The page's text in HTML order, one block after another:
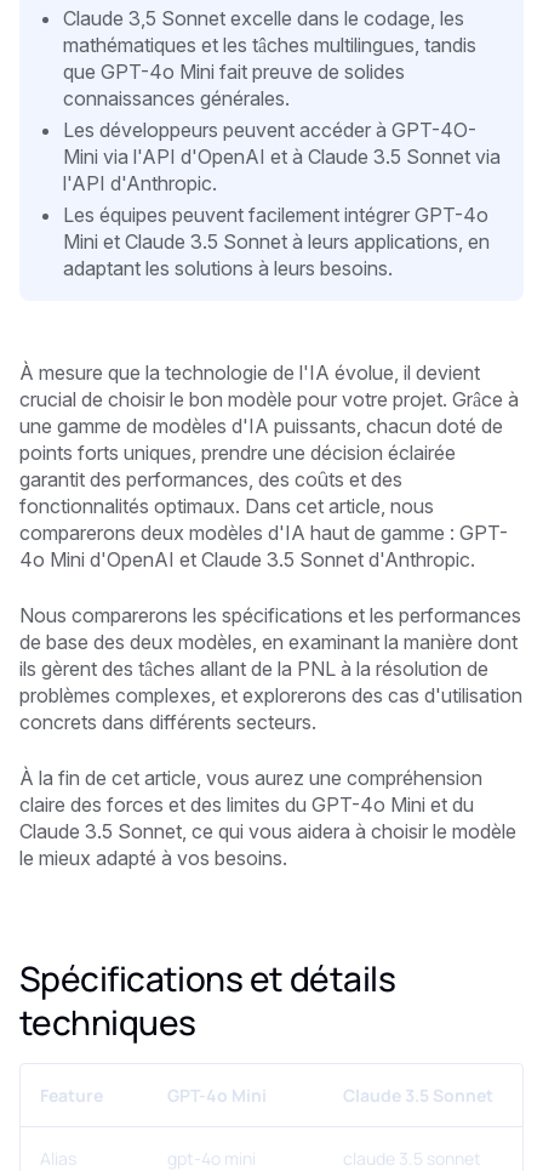
Claude 3,5 Sonnet excelle dans le codage, les
mathématiques et les tâches multilingues, tandis
que GPT-4o Mini fait preuve de solides
connaissances générales.
Les développeurs peuvent accéder à GPT-4O-
Mini via l'API d'OpenAI et à Claude 3.5 Sonnet via
l'API d'Anthropic.
Les équipes peuvent facilement intégrer GPT-4o
Mini et Claude 3.5 Sonnet à leurs applications, en
adaptant les solutions à leurs besoins.
À mesure que la technologie de l'IA évolue, il devient
crucial de choisir le bon modèle pour votre projet. Grâce à
une gamme de modèles d'IA puissants, chacun doté de
points forts uniques, prendre une décision éclairée
garantit des performances, des coûts et des
fonctionnalités optimaux. Dans cet article, nous
comparerons deux modèles d'IA haut de gamme : GPT-
4o Mini d'OpenAI et Claude 3.5 Sonnet d'Anthropic.
Nous comparerons les spécifications et les performances
de base des deux modèles, en examinant la manière dont
ils gèrent des tâches allant de la PNL à la résolution de
problèmes complexes, et explorerons des cas d'utilisation
concrets dans différents secteurs.
À la fin de cet article, vous aurez une compréhension
claire des forces et des limites du GPT-4o Mini et du
Claude 3.5 Sonnet, ce qui vous aidera à choisir le modèle
le mieux adapté à vos besoins.
Spécifications et détails
techniques
Feature GPT-4o Mini Claude 3.5 Sonnet
Alias gpt-4o mini claude 3.5 sonnet